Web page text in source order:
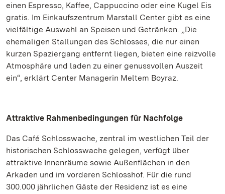
einen Espresso, Kaffee, Cappuccino oder eine Kugel Eis
gratis. Im Einkaufszentrum Marstall Center gibt es eine
vielfältige Auswahl an Speisen und Getränken. „Die
ehemaligen Stallungen des Schlosses, die nur einen
kurzen Spaziergang entfernt liegen, bieten eine reizvolle
Atmosphäre und laden zu einer genussvollen Auszeit
ein“, erklärt Center Managerin Meltem Boyraz.
Attraktive Rahmenbedingungen für Nachfolge
Das Café Schlosswache, zentral im westlichen Teil der
historischen Schlosswache gelegen, verfügt über
attraktive Innenräume sowie Außenflächen in den
Arkaden und im vorderen Schlosshof. Für die rund
300.000 jährlichen Gäste der Residenz ist es eine